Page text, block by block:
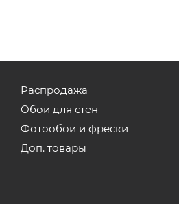
Распродажа
Обои для стен
Фотообои и фрески
Доп. товары